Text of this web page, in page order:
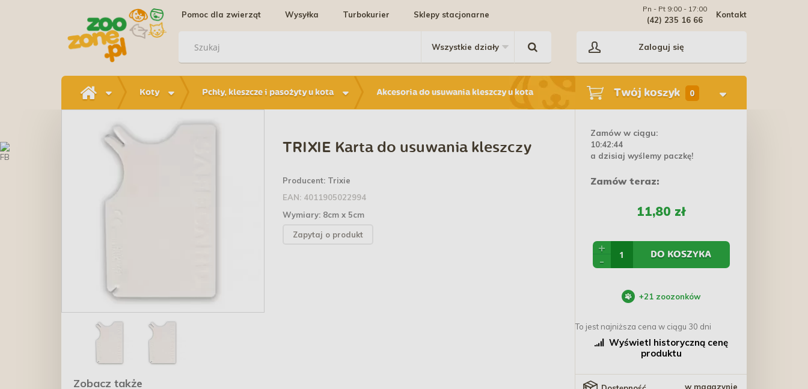
Pomoc dla zwierząt Wysyłka Turbokurier Sklepy stacjonarne Kontakt
Pn - Pt 9:00 - 17:00
(42) 235 16 66
Zaloguj się
Koty Pchły, kleszcze i pasożyty u kota Akcesoria do usuwania kleszczy u kota Twój koszyk 0
TRIXIE Karta do usuwania kleszczy
Producent: Trixie
EAN: 4011905022994
Wymiary: 8cm x 5cm
Zapytaj o produkt
Zobacz także
Zamów w ciągu:
10:42:44
a dzisiaj wyślemy paczkę!
Zamów teraz:
11,80 zł
+
-
DO KOSZYKA
+21 zoozonków
To jest najniższa cena w ciągu 30 dni
Wyświetl historyczną cenę
produktu
w magazynie